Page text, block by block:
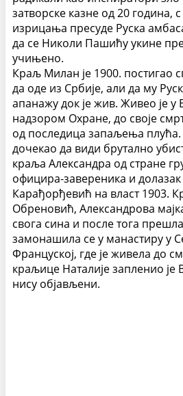
затворске казне од 20 година,
изрицања пресуде Руска
да се Николи Пашићу укине
учињено.
Краљ Милан је 1900. постигао
да оде из Србије, али да му
апанажу док је жив. Живео је у
надзором Охране, до своје
од последица запаљења
дочекао да види брутално
краља Александра од стране
официра-завереника и долазак
Карађорђевић на власт 1903.
Обреновић, Александрова
свога сина и после тога
замонашила се у манастиру у
Француској, где је живела до
краљице Наталије запленио је
нису објављени.